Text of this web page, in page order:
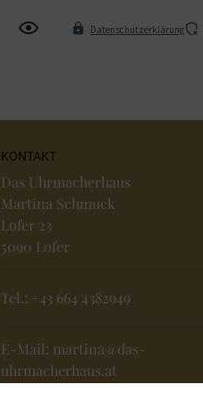
Datenschutzerklärung
KONTAKT
Das Uhrmacherhaus
Martina Schmuck
Lofer 23
5090 Lofer
Tel.: +43 664 4382949
E-Mail: martina@das-
uhrmacherhaus.at